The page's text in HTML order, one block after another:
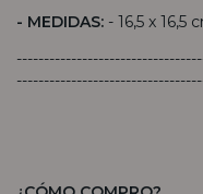
- MEDIDAS: - 16,5 x